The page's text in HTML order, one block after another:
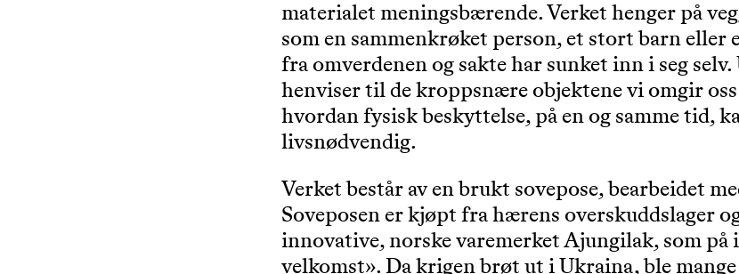
materialet meningsbærende. Verket henger på
som en sammenkrøket person, et stort barn eller
fra omverdenen og sakte har sunket inn i seg
henviser til de kroppsnære objektene vi omgir
hvordan fysisk beskyttelse, på en og samme tid,
livsnødvendig.
Verket består av en brukt sovepose, bearbeidet
Soveposen er kjøpt fra hærens overskuddslager
innovative, norske varemerket Ajungilak, som
velkomst». Da krigen brøt ut i Ukraina, ble mange